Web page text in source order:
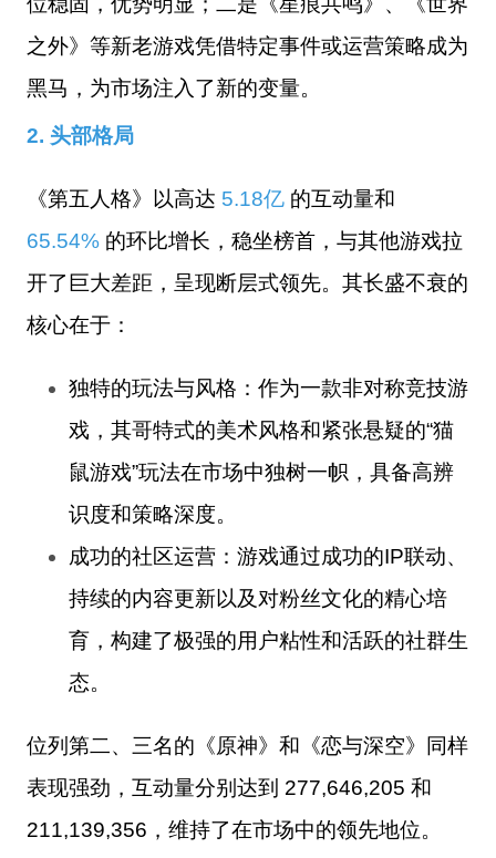
之外》等新老游戏凭借特定事件或运营策略成为
黑马，为市场注入了新的变量。
2. 头部格局
《第五人格》以高达 5.18亿的互动量和
65.54%的环比增长，稳坐榜首，与其他游戏拉
开了巨大差距，呈现断层式领先。 其长盛不衰的
核心在于：
独特的玩法与风格 ：作为一款非对称竞技游
戏，其哥特式的美术风格和紧张悬疑的“猫
鼠游戏”玩法在市场中独树一帜，具备高辨
识度和策略深度。
成功的社区运营 ：游戏通过成功的IP联动、
持续的内容更新以及对粉丝文化的精心培
育，构建了极强的用户粘性和活跃的社群生
态。
位列第二、三名的《原神》和《恋与深空》同样
表现强劲，互动量分别达到 277,646,205 和
211,139,356 ，维持了在市场中的领先地位。